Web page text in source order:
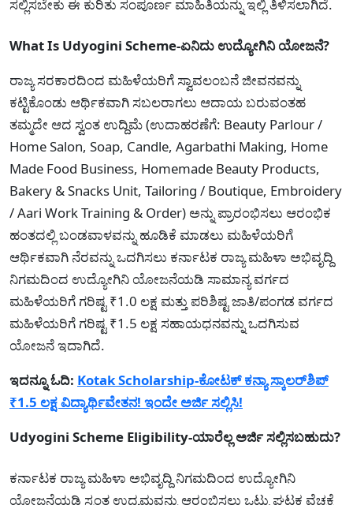
ಸಲ್ಲಿಸಬೇಕು ಈ ಕುರಿತು ಸಂಪೂರ್ಣ ಮಾಹಿತಿಯನ್ನು ಇಲ್ಲಿ ತಿಳಿಸಲಾಗಿದೆ.
What Is Udyogini Scheme-ಏನಿದು ಉದ್ಯೋಗಿನಿ ಯೋಜನೆ?
ರಾಜ್ಯ ಸರಕಾರದಿಂದ ಮಹಿಳೆಯರಿಗೆ ಸ್ವಾವಲಂಬನೆ ಜೀವನವನ್ನು
ಕಟ್ಟಿಕೊಂಡು ಆರ್ಥಿಕವಾಗಿ ಸಬಲರಾಗಲು ಆದಾಯ ಬರುವಂತಹ
ತಮ್ಮದೇ ಆದ ಸ್ವಂತ ಉದ್ದಿಮೆ (ಉದಾಹರಣೆಗೆ: Beauty Parlour /
Home Salon, Soap, Candle, Agarbathi Making, Home
Made Food Business, Homemade Beauty Products,
Bakery & Snacks Unit, Tailoring / Boutique, Embroidery
/ Aari Work Training & Order) ಅನ್ನು ಪ್ರಾರಂಭಿಸಲು ಆರಂಭಿಕ
ಹಂತದಲ್ಲಿ ಬಂಡವಾಳವನ್ನು ಹೂಡಿಕೆ ಮಾಡಲು ಮಹಿಳೆಯರಿಗೆ
ಆರ್ಥಿಕವಾಗಿ ನೆರವನ್ನು ಒದಗಿಸಲು ಕರ್ನಾಟಕ ರಾಜ್ಯ ಮಹಿಳಾ ಅಭಿವೃದ್ದಿ
ನಿಗಮದಿಂದ ಉದ್ಯೋಗಿನಿ ಯೋಜನೆಯಡಿ ಸಾಮಾನ್ಯ ವರ್ಗದ
ಮಹಿಳೆಯರಿಗೆ ಗರಿಷ್ಟ ₹1.0 ಲಕ್ಷ ಮತ್ತು ಪರಿಶಿಷ್ಟ ಜಾತಿ/ಪಂಗಡ ವರ್ಗದ
ಮಹಿಳೆಯರಿಗೆ ಗರಿಷ್ಟ ₹1.5 ಲಕ್ಷ ಸಹಾಯಧನವನ್ನು ಒದಗಿಸುವ
ಯೋಜನೆ ಇದಾಗಿದೆ.
ಇದನ್ನೂ ಓದಿ: Kotak Scholarship-ಕೋಟಕ್ ಕನ್ಯಾ ಸ್ಕಾಲರ್‌ಶಿಪ್
₹1.5 ಲಕ್ಷ ವಿದ್ಯಾರ್ಥಿವೇತನ! ಇಂದೇ ಅರ್ಜಿ ಸಲ್ಲಿಸಿ!
Udyogini Scheme Eligibility-ಯಾರೆಲ್ಲ ಅರ್ಜಿ ಸಲ್ಲಿಸಬಹುದು?
ಕರ್ನಾಟಕ ರಾಜ್ಯ ಮಹಿಳಾ ಅಭಿವೃದ್ದಿ ನಿಗಮದಿಂದ ಉದ್ಯೋಗಿನಿ
ಯೋಜನೆಯಡಿ ಸ್ವಂತ ಉದ್ಯಮವನ್ನು ಆರಂಭಿಸಲು ಒಟ್ಟು ಘಟಕ ವೆಚ್ಚಕ್ಕೆ